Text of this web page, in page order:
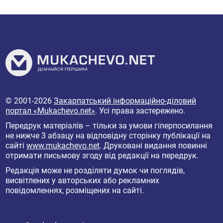
© 2001-2026Закарпатський інформаційно-діловий
портал «Mukachevo.net». Усі права застережено.
Передрук матеріалів – тільки за умови гіперпосилання
не нижче 3 абзацу на відповідну сторінку публікації на
сайтіwww.mukachevo.net. Друковані видання повинні
отримати письмову згоду від редакції на передрук.
Редакція може не розділяти думок чи поглядів,
висвітлених у авторських або рекламних
повідомленнях, розміщених на сайті.